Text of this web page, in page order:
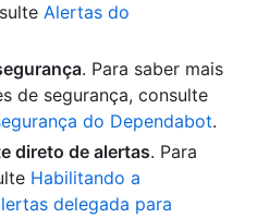
Alertas do
. Para saber mais
de segurança, consulte
do Dependabot.
direto de alertas. Para
Habilitando a
delegada para